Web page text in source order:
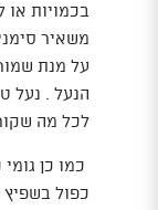
בכמויות
משאיר
על מנת
לכל מה
כמו כן
כפול בשפיץ